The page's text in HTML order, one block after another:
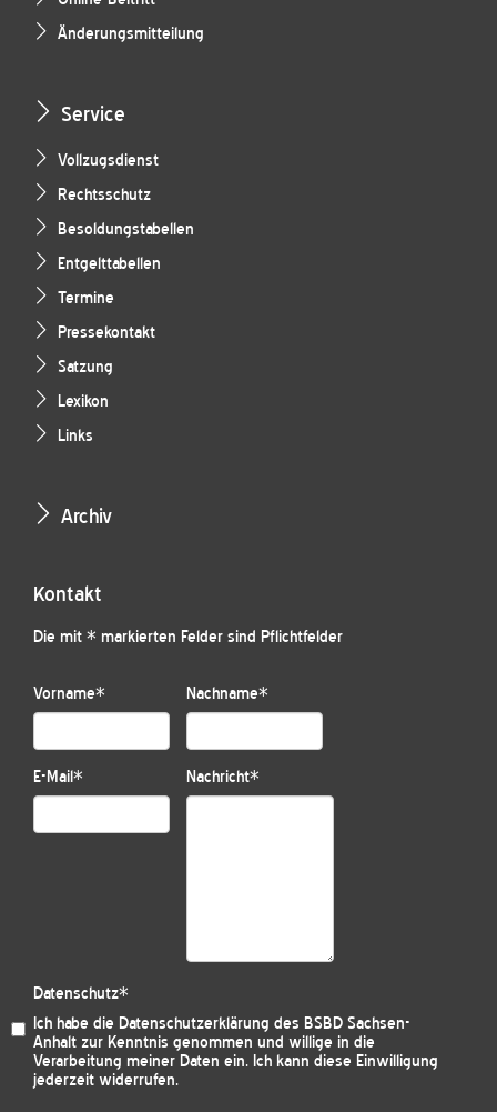
Änderungsmitteilung
Service
Vollzugsdienst
Rechtsschutz
Besoldungstabellen
Entgelttabellen
Termine
Pressekontakt
Satzung
Lexikon
Links
Archiv
Kontakt
Die mit * markierten Felder sind Pflichtfelder
Vorname* Nachname*
E-Mail* Nachricht*
Datenschutz*
Ich habe die Datenschutzerklärung des BSBD Sachsen-
Anhalt zur Kenntnis genommen und willige in die
Verarbeitung meiner Daten ein. Ich kann diese Einwilligung
jederzeit widerrufen.